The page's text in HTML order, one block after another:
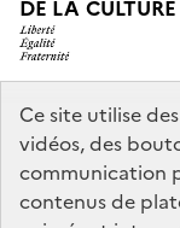
Ce site utilise
vidéos, des
communication
contenus de
DE LA CULTURE
legifrance.gouv.fr
service-